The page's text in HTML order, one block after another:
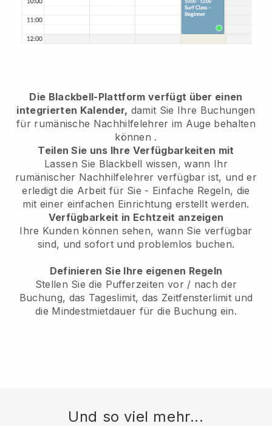
Die Blackbell-Plattform verfügt über einen
integrierten Kalender, damit Sie Ihre Buchungen
für rumänische Nachhilfelehrer im Auge behalten
können .
Teilen Sie uns Ihre Verfügbarkeiten mit
Lassen Sie Blackbell wissen, wann Ihr
rumänischer Nachhilfelehrer verfügbar ist, und er
erledigt die Arbeit für Sie - Einfache Regeln, die
mit einer einfachen Einrichtung erstellt werden.
Verfügbarkeit in Echtzeit anzeigen
Ihre Kunden können sehen, wann Sie verfügbar
sind, und sofort und problemlos buchen.
Definieren Sie Ihre eigenen Regeln
Stellen Sie die Pufferzeiten vor / nach der
Buchung, das Tageslimit, das Zeitfensterlimit und
die Mindestmietdauer für die Buchung ein.
Und so viel mehr...